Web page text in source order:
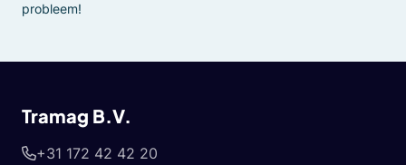
probleem!
Tramag B.V.
+31 172 42 42 20